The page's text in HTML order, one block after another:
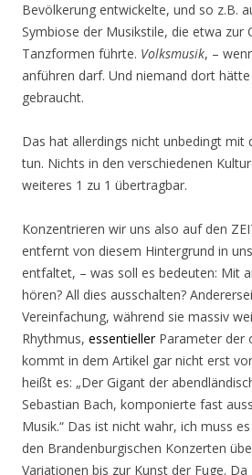
Bevölkerung entwickelte, und so z.B.
Symbiose der Musikstile, die etwa zur
Tanzformen führte. Volksmusik, –
anführen darf. Und niemand dort
gebraucht.
Das hat allerdings nicht unbedingt mit
tun. Nichts in den verschiedenen
weiteres 1 zu 1 übertragbar.
Konzentrieren wir uns also auf den
entfernt von diesem Hintergrund in
entfaltet, – was soll es bedeuten: Mit
hören? All dies ausschalten?
Vereinfachung, während sie massiv
Rhythmus, essentiellerParameter der
kommt in dem Artikel gar nicht erst
heißt es: „Der Gigant der
Sebastian Bach, komponierte fast
Musik.“ Das ist nicht wahr, ich muss
den Brandenburgischen Konzerten
Variationen bis zur Kunst der Fuge.